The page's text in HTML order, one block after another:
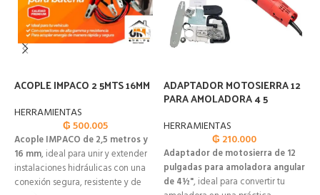
ACOPLE IMPACO 2 5MTS 16MM
HERRAMIENTAS
₲500.005
Acople IMPACO de 2,5 metros y
16 mm, ideal para unir y extender
instalaciones hidráulicas con una
conexión segura, resistente y de
ADAPTADOR MOTOSIERRA 12
PARA AMOLADORA 4 5
HERRAMIENTAS
₲ 210.000
Adaptador de motosierra de 12
pulgadas para amoladora angular
de 4½", ideal para convertir tu